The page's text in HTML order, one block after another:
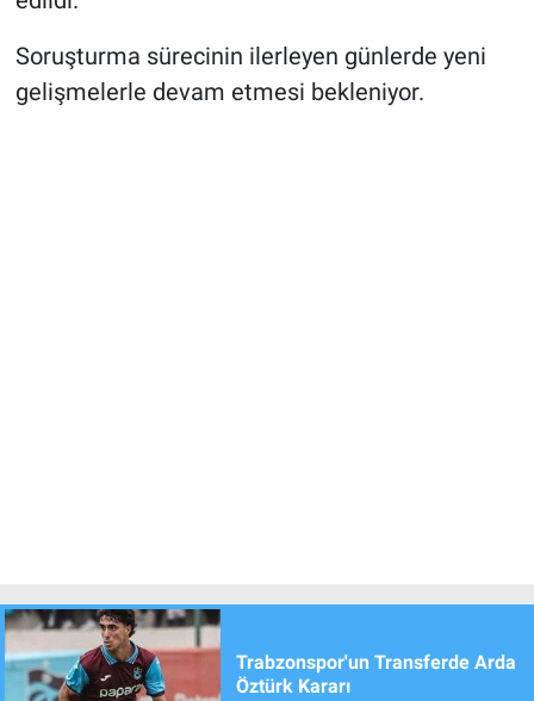
Soruşturma sürecinin ilerleyen günlerde yeni
gelişmelerle devam etmesi bekleniyor.
Trabzonspor'un Transferde Arda
Öztürk Kararı